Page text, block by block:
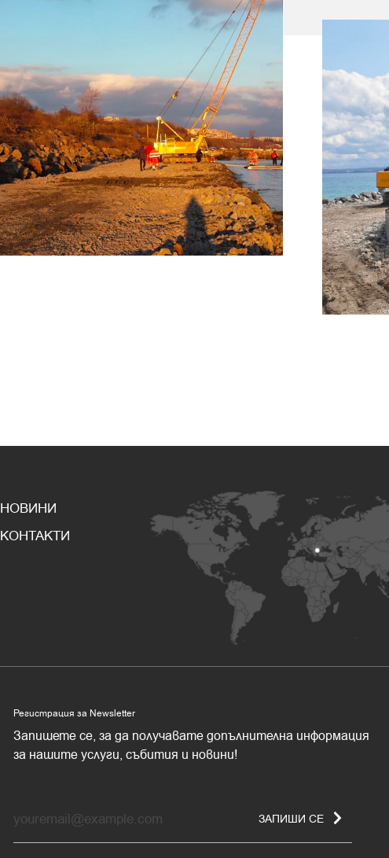
НОВИНИ
КОНТАКТИ
Регистрация за Newsletter
Запишете се, за да получавате допълнителнa информация
за нашите услуги, събития и новини!
ЗАПИШИ СЕ